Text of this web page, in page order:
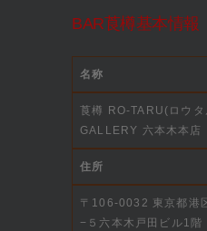
BAR莨樽基本情報
名称
莨樽 RO-TARU(ロウ
GALLERY 六本木本店
住所
〒106-0032 東京都港
−５六本木戸田ビル1階